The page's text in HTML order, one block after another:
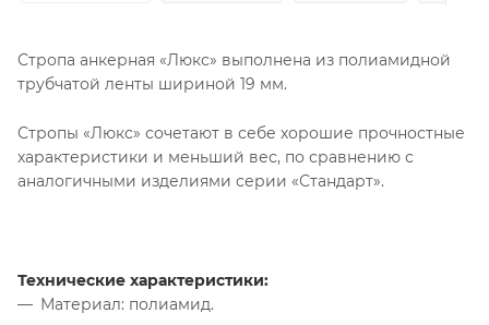
Стропа анкерная «Люкс» выполнена из полиамидной
трубчатой ленты шириной 19 мм.
Стропы «Люкс» сочетают в себе хорошие прочностные
характеристики и меньший вес, по сравнению с
аналогичными изделиями серии «Стандарт».
Технические характеристики:
Материал: полиамид.